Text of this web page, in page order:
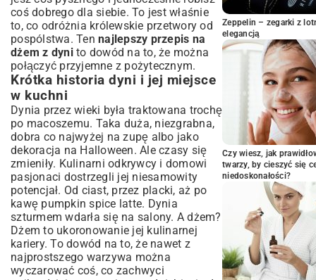
Pomysły na urozmaicenie smaku dżemu
dyniowego
Dżem z dyni z imbirem, pomarańczą lub
cytryną
Korzenne dżemy dyniowe – aromat jesieni
w słoiku
Połączenie dyni z innymi owocami – nowe
doznania smakowe
Przechowywanie i pomysły na
wykorzystanie dżemu z dyni
Gdzie i jak przechowywać domowy dżem
dyniowy?
Kreatywne sposoby na serwowanie dżemu
z dyni
Podsumowanie: Dyniowy dżem – smak,
który pokocha cała rodzina
coś dobrego dla siebie. To jest właśnie
to, co odróżnia królewskie przetwory od
pospólstwa. Ten najlepszy przepis na
dżem z dynito dowód na to, że można
połączyć przyjemne z pożytecznym.
Krótka historia dyni i jej miejsce
w kuchni
Dynia przez wieki była traktowana trochę
po macoszemu. Taka duża, niezgrabna,
dobra co najwyżej na zupę albo jako
dekoracja na Halloween. Ale czasy się
zmieniły. Kulinarni odkrywcy i domowi
pasjonaci dostrzegli jej niesamowity
potencjał. Od ciast, przez placki, aż po
kawę pumpkin spice latte. Dynia
szturmem wdarła się na salony. A dżem?
Dżem to ukoronowanie jej kulinarnej
kariery. To dowód na to, że nawet z
najprostszego warzywa można
wyczarować coś, co zachwyci
Zeppelin – zegarki z
elegancją
Czy wiesz, jak
twarzy, by cieszyć się
niedoskonałości?